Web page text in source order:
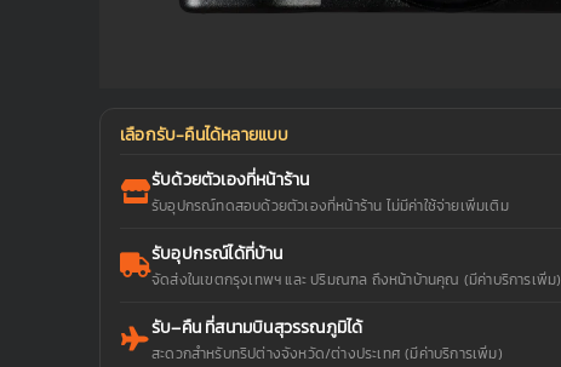
เลือกรับ-คืนได้หลายแบบ
รับด้วยตัวเองที่หน้าร้าน
รับอุปกรณ์ทดสอบด้วยตัวเองที่หน้าร้าน ไม่มีค่าใช้จ่ายเพิ่มเติม
รับอุปกรณ์ได้ที่บ้าน
จัดส่งในเขตกรุงเทพฯ และ ปริมณฑล ถึงหน้าบ้านคุณ (มีค่าบริการเพิ่ม)
รับ–คืน ที่สนามบินสุวรรณภูมิได้
สะดวกสำหรับทริปต่างจังหวัด/ต่างประเทศ (มีค่าบริการเพิ่ม)